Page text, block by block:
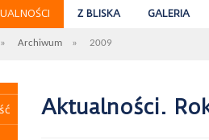
Z BLISKA GALERIA
» Archiwum » 2009
Aktualności.